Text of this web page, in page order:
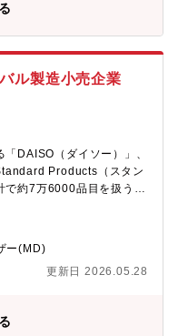
ニング・提案を行い、承
関する案内書の作成およ
の検証を行い、分析結果
管理を行い、関連部門や
ール管理などの付随する
スやルールに則った円滑
ル製造小売企業
DAISO（ダイソー）」、
Products（スタン
で約7万6000品目を扱う同
品において、商品部の重
品部にてバイヤー（商品
世界中24の国と地域に展
売される商品アイテム数
ー様との仕入交渉・折
ー(MD)
更新日 2026.05.28